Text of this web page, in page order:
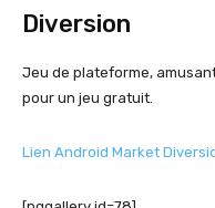
Diversion
Jeu de plateforme,
pour un jeu gratuit.
Lien Android Market